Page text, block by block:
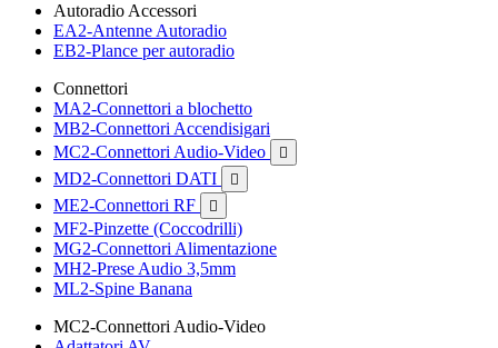
Autoradio Accessori
EA2-Antenne Autoradio
EB2-Plance per autoradio
Connettori
MA2-Connettori a blochetto
MB2-Connettori Accendisigari
MC2-Connettori Audio-Video

MD2-Connettori DATI 
ME2-Connettori RF 
MF2-Pinzette (Coccodrilli)
MG2-Connettori Alimentazione
MH2-Prese Audio 3,5mm
ML2-Spine Banana
MC2-Connettori Audio-Video